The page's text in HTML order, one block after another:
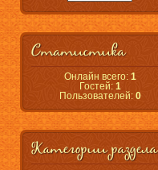
Статистика
Онлайн всего: 1
Гостей: 1
Пользователей: 0
Категории раздела